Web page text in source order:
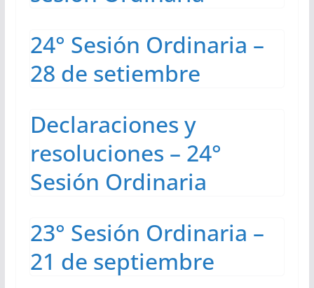
24° Sesión Ordinaria –
28 de setiembre
Declaraciones y
resoluciones – 24°
Sesión Ordinaria
23° Sesión Ordinaria –
21 de septiembre